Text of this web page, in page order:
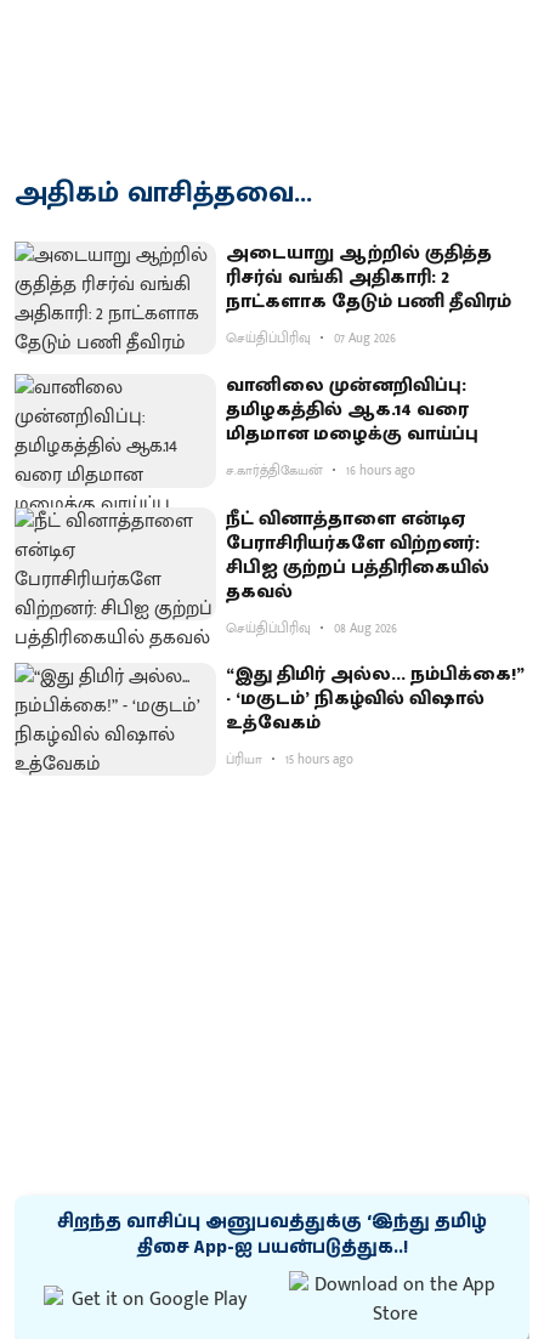
அதிகம் வாசித்தவை...
அடையாறு ஆற்றில் குதித்த
ரிசர்வ் வங்கி அதிகாரி: 2
நாட்களாக தேடும் பணி தீவிரம்
செய்திப்பிரிவு 07 Aug 2026
வானிலை முன்னறிவிப்பு:
தமிழகத்தில் ஆக.14 வரை
மிதமான மழைக்கு வாய்ப்பு
ச.கார்த்திகேயன் 16 hours ago
நீட் வினாத்தாளை என்டிஏ
பேராசிரியர்களே விற்றனர்:
சிபிஐ குற்றப் பத்திரிகையில்
தகவல்
செய்திப்பிரிவு 08 Aug 2026
“இது திமிர் அல்ல... நம்பிக்கை!”
- ‘மகுடம்’ நிகழ்வில் விஷால்
உத்வேகம்
ப்ரியா 15 hours ago
சிறந்த வாசிப்பு அனுபவத்துக்கு ‘இந்து தமிழ்
திசை App-ஐ பயன்படுத்துக..!